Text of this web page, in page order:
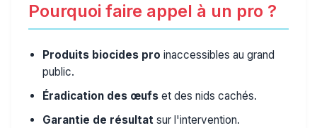
Pourquoi faire appel à un pro ?
Produits biocides pro inaccessibles au grand
public.
Éradication des œufs et des nids cachés.
Garantie de résultat sur l'intervention.